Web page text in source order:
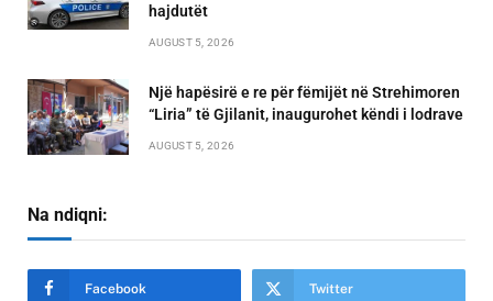
hajdutët
AUGUST 5, 2026
Një hapësirë e re për fëmijët në Strehimoren
“Liria” të Gjilanit, inaugurohet këndi i lodrave
AUGUST 5, 2026
Na ndiqni:
Facebook Twitter